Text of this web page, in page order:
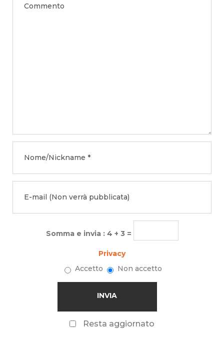
Somma e invia : 4 + 3 =
Privacy
Accetto
Non accetto
Resta aggiornato